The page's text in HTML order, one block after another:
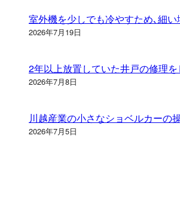
室外機を少しでも冷やすため､細
2026年7月19日
2年以上放置していた井戸の修理を
2026年7月8日
川越産業の小さなショベルカーの
2026年7月5日